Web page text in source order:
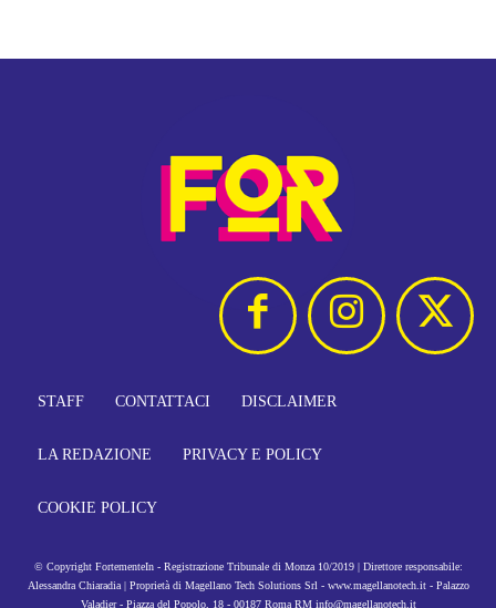
STAFF CONTATTACI DISCLAIMER
LA REDAZIONE PRIVACY E POLICY
COOKIE POLICY
© Copyright FortementeIn - Registrazione Tribunale di Monza 10/2019 | Direttore responsabile:
Alessandra Chiaradia | Proprietà di Magellano Tech Solutions Srl - www.magellanotech.it - Palazzo
Valadier - Piazza del Popolo, 18 - 00187 Roma RM info@magellanotech.it